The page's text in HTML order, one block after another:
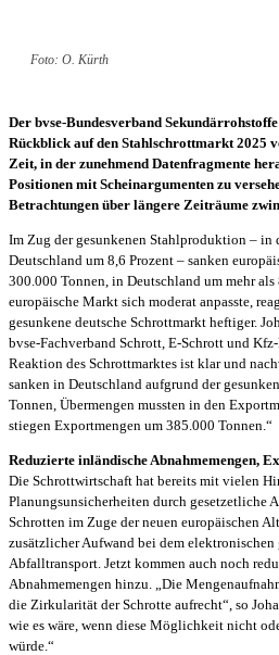
Foto: O. Kürth
Der bvse-Bundesverband
Rückblick auf den Stahlschrottmarkt 2025
Zeit, in der zunehmend Datenfragmente
Positionen mit Scheinargumenten zu
Betrachtungen über längere Zeiträume
Im Zug der gesunkenen Stahlproduktion – in
Deutschland um 8,6 Prozent – sanken
300.000 Tonnen, in Deutschland um mehr
europäische Markt sich moderat anpasste,
gesunkene deutsche Schrottmarkt heftiger.
bvse-Fachverband Schrott, E-Schrott und
Reaktion des Schrottmarktes ist klar und
sanken in Deutschland aufgrund der
Tonnen, Übermengen mussten in den
stiegen Exportmengen um 385.000 Tonnen.“
Reduzierte inländische Abnahmemengen,
Die Schrottwirtschaft hat bereits mit vielen
Planungsunsicherheiten durch gesetzetliche
Schrotten im Zuge der neuen europäischen
zusätzlicher Aufwand bei dem elektronischen
Abfalltransport. Jetzt kommen auch noch
Abnahmemengen hinzu. „Die
die Zirkularität der Schrotte aufrecht“, so
wie es wäre, wenn diese Möglichkeit nicht
würde.“